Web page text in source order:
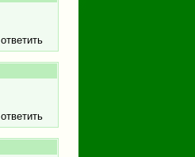
ответить
ответить